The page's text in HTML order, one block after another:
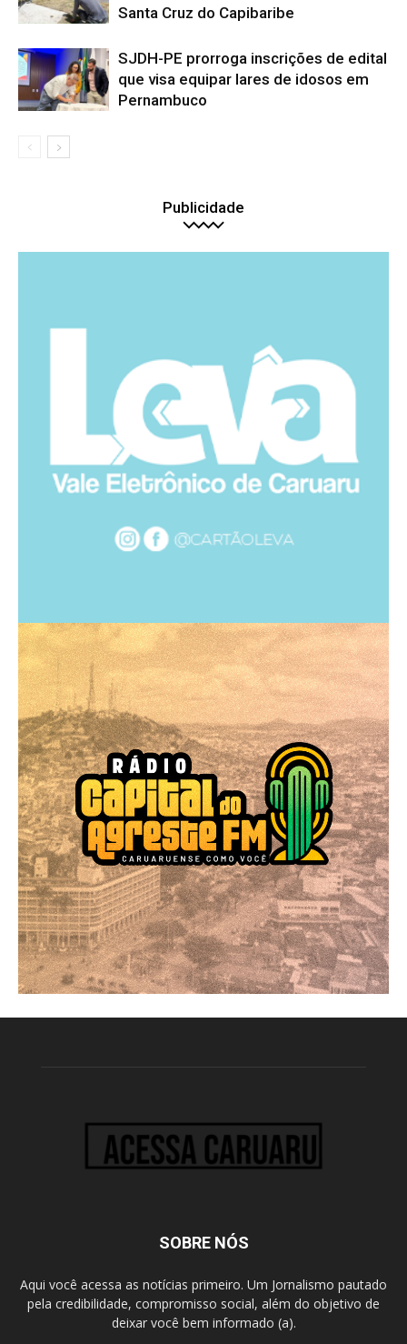
Santa Cruz do Capibaribe
SJDH-PE prorroga inscrições de edital
que visa equipar lares de idosos em
Pernambuco
Publicidade
SOBRE NÓS
Aqui você acessa as notícias primeiro. Um Jornalismo pautado
pela credibilidade, compromisso social, além do objetivo de
deixar você bem informado (a).